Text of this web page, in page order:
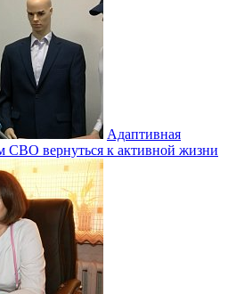
Адаптивная
СВО вернуться к активной жизни